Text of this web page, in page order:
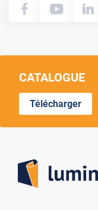
CATALOGUE
Télécharger